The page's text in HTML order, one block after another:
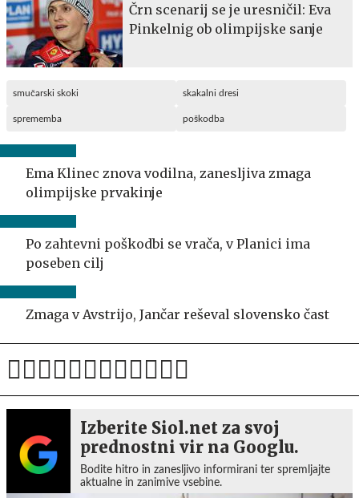
Črn scenarij se je uresničil: Eva
Pinkelnig ob olimpijske sanje
smučarski skoki skakalni dresi
sprememba poškodba
Ema Klinec znova vodilna, zanesljiva zmaga
olimpijske prvakinje
Po zahtevni poškodbi se vrača, v Planici ima
poseben cilj
Zmaga v Avstrijo, Jančar reševal slovensko čast
Izberite Siol.net za svoj
prednostni vir na Googlu.
Bodite hitro in zanesljivo informirani ter spremljajte
aktualne in zanimive vsebine.